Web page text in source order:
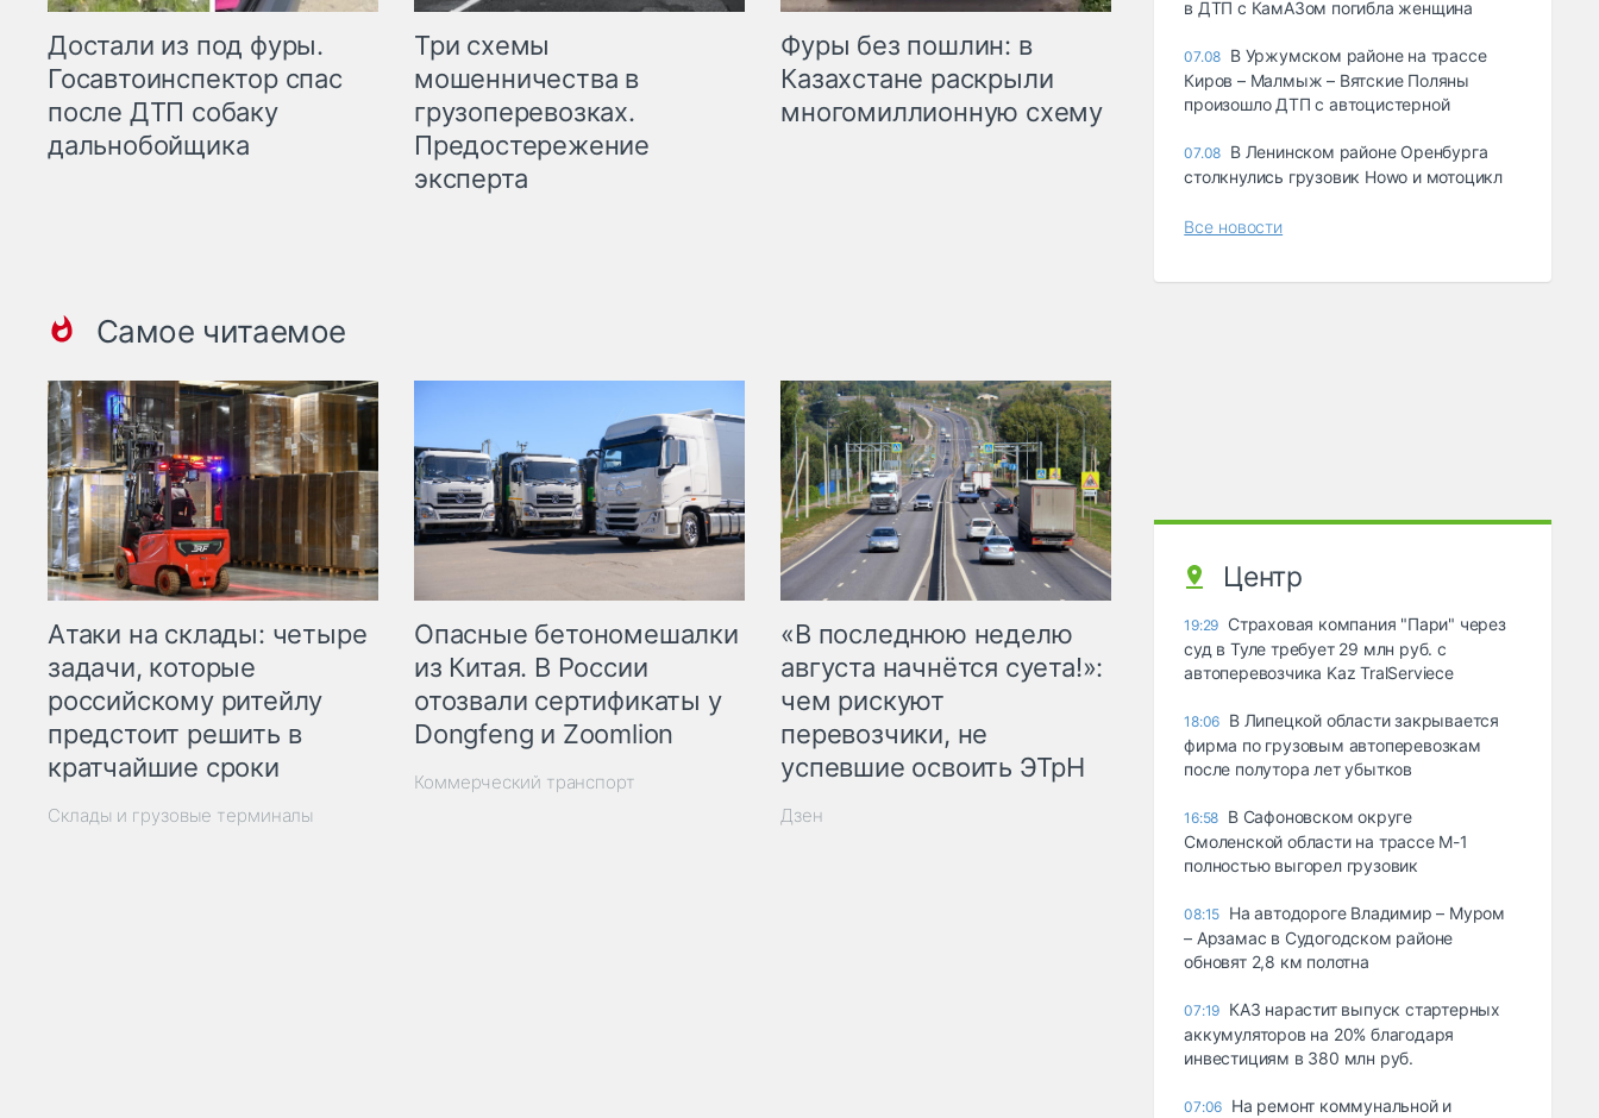
Достали из под фуры.
Госавтоинспектор спас
после ДТП собаку
дальнобойщика
Три схемы
мошенничества в
грузоперевозках.
Предостережение
эксперта
Фуры без пошлин: в
Казахстане раскрыли
многомиллионную схему
Самое читаемое
Атаки на склады: четыре
задачи, которые
российскому ритейлу
предстоит решить в
кратчайшие сроки
Склады и грузовые терминалы
Опасные бетономешалки
из Китая. В России
отозвали сертификаты у
Dongfeng и Zoomlion
Коммерческий транспорт
«В последнюю неделю
августа начнётся суета!»:
чем рискуют
перевозчики, не
успевшие освоить ЭТрН
Дзен
в ДТП с КамАЗом погибла женщина
07.08 В Уржумском районе на трассе
Киров – Малмыж – Вятские Поляны
произошло ДТП с автоцистерной
07.08 В Ленинском районе Оренбурга
столкнулись грузовик Howo и мотоцикл
Все новости
Центр
19:29 Страховая компания "Пари" через
суд в Туле требует 29 млн руб. с
автоперевозчика Kaz TralServiece
18:06 В Липецкой области закрывается
фирма по грузовым автоперевозкам
после полутора лет убытков
16:58 В Сафоновском округе
Смоленской области на трассе М-1
полностью выгорел грузовик
08:15 На автодороге Владимир – Муром
– Арзамас в Судогодском районе
обновят 2,8 км полотна
07:19 КАЗ нарастит выпуск стартерных
аккумуляторов на 20% благодаря
инвестициям в 380 млн руб.
07:06 На ремонт коммунальной и